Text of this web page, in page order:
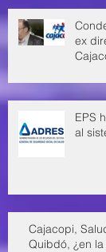
ex
EPS
al
Cajacopi,
Quibdó, ¿en